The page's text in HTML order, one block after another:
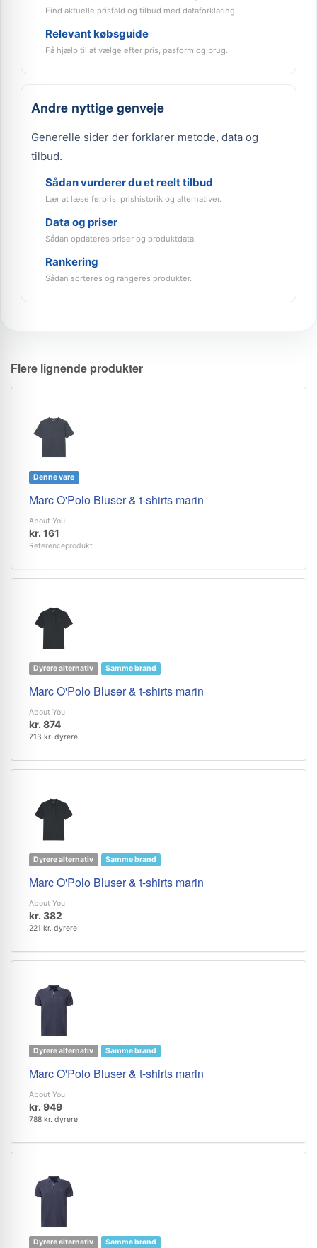
Find aktuelle prisfald og tilbud med dataforklaring.
Relevant købsguide
Få hjælp til at vælge efter pris, pasform og brug.
Andre nyttige genveje
Generelle sider der forklarer metode, data og
tilbud.
Sådan vurderer du et reelt tilbud
Lær at læse førpris, prishistorik og alternativer.
Data og priser
Sådan opdateres priser og produktdata.
Rankering
Sådan sorteres og rangeres produkter.
Flere lignende produkter
Denne vare
Marc O'Polo Bluser & t-shirts marin
About You
kr. 161
Referenceprodukt
Dyrere alternativ Samme brand
Marc O'Polo Bluser & t-shirts marin
About You
kr. 874
713 kr. dyrere
Dyrere alternativ Samme brand
Marc O'Polo Bluser & t-shirts marin
About You
kr. 382
221 kr. dyrere
Dyrere alternativ Samme brand
Marc O'Polo Bluser & t-shirts marin
About You
kr. 949
788 kr. dyrere
Dyrere alternativ Samme brand